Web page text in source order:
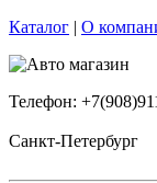
Каталог | О
Телефон:
Санкт-Петербург